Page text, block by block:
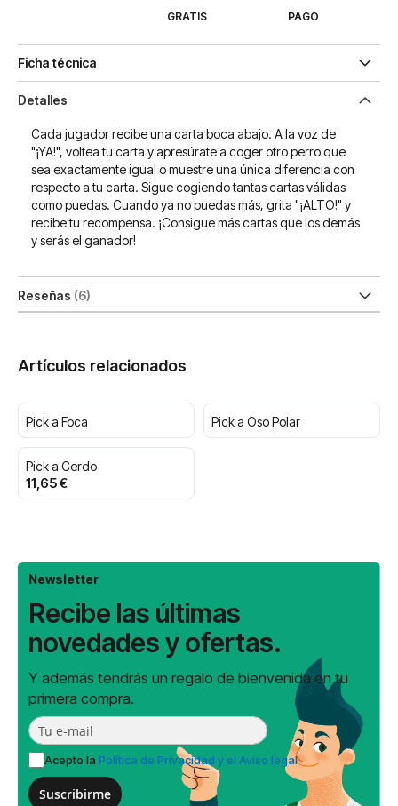
GRATIS PAGO
Ficha técnica
Detalles
Cada jugador recibe una carta boca abajo. A la voz de
"¡YA!", voltea tu carta y apresúrate a coger otro perro que
sea exactamente igual o muestre una única diferencia con
respecto a tu carta. Sigue cogiendo tantas cartas válidas
como puedas. Cuando ya no puedas más, grita "¡ALTO!" y
recibe tu recompensa. ¡Consigue más cartas que los demás
y serás el ganador!
Reseñas 6
Artículos relacionados
Pick a Foca Pick a Oso Polar
Pick a Cerdo
11,65 €
Newsletter
Recibe las últimas
novedades y ofertas.
Y además tendrás un regalo de bienvenida en tu
primera compra.
Acepto la Política de Privacidad y el Aviso legal
Suscribirme